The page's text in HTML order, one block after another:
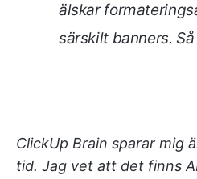
älskar
särskilt banners.
ClickUp Brain sparar mig
tid. Jag vet att det finns